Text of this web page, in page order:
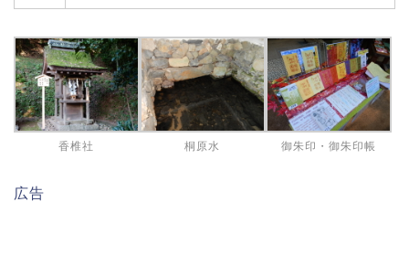
香椎社 桐原水 御朱印・御朱印帳
広告